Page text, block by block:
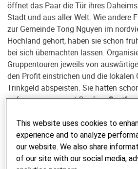
öffnet das Paar die Tür ihres
Stadt und aus aller Welt. Wie andere
zur Gemeinde Tong Nguyen im
Hochland gehört, haben sie schon
bei sich übernachten lassen.
Gruppentouren jeweils von
den Profit einstrichen und die lokalen
Trinkgeld abspeisten. Sie hätten
aufgenommen, sagt Quyên.
Doch sie hatten keine Ahnung,
Gegend besuchen und welche
Bedürfnisse sie haben. Ihr Haus war
This website uses cookies to
experience and to analyze
our website. We also share
of our site with our social media,